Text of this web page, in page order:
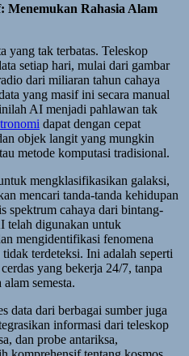
Menemukan Rahasia Alam
yang tak terbatas. Teleskop
setiap hari, mulai dari gambar
dari miliaran tahun cahaya
yang masif ini secara manual
AI menjadi pahlawan tak
dapat dengan cepat
objek langit yang mungkin
metode komputasi tradisional.
mengklasifikasikan galaksi,
mencari tanda-tanda kehidupan
spektrum cahaya dari bintang-
telah digunakan untuk
mengidentifikasi fenomena
terdeteksi. Ini adalah seperti
yang bekerja 24/7, tanpa
semesta.
data dari berbagai sumber juga
informasi dari teleskop
dan probe antariksa,